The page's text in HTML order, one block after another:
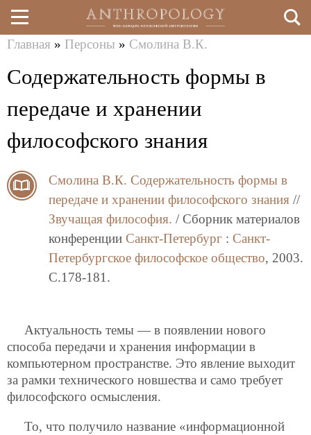
Перейти
к
здесь
Главная » Персоны » Смолина В.К.
Содержательность формы в
передаче и хранении
философского знания
Смолина В.К. Содержательность формы в
передаче и хранении философского знания //
Звучащая философия. / Сборник материалов
конференции Санкт-Петербург : Санкт-
Петербургское философское общество, 2003.
C.178-181.
Актуальность темы — в появлении нового
способа передачи и хранения информации в
компьютерном пространстве. Это явление выходит
за рамки технического новшества и само требует
философского осмысления.
То, что получило название «информационной